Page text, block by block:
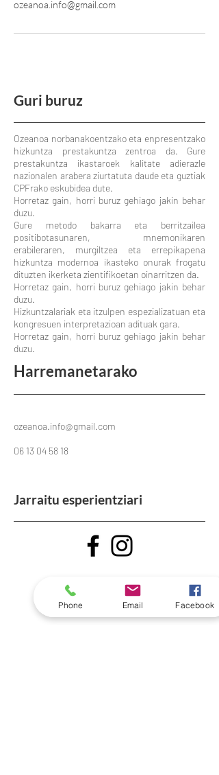
ozeanoa.info@gmail.com
Guri buruz
Ozeanoa norbanakoentzako eta enpresentzako
hizkuntza prestakuntza zentroa da. Gure
prestakuntza ikastaroek kalitate adierazle
nazionalen arabera ziurtatuta daude eta guztiak
CPFrako eskubidea dute.
Horretaz gain, horri buruz gehiago jakin behar
duzu.
Gure metodo bakarra eta berritzailea
positibotasunaren, mnemonikaren
erabileraren, murgiltzea eta errepikapena
hizkuntza modernoa ikasteko onurak frogatu
dituzten ikerketa zientifikoetan oinarritzen da.
Horretaz gain, horri buruz gehiago jakin behar
duzu.
Hizkuntzalariak eta itzulpen espezializatuan eta
kongresuen interpretazioan adituak gara.
Horretaz gain, horri buruz gehiago jakin behar
duzu.
Harremanetarako
ozeanoa.info@gmail.com
06 13 04 58 18
Jarraitu esperientziari
Phone Email Facebook